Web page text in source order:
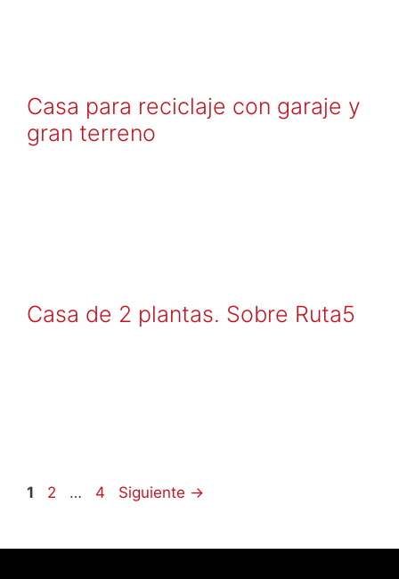
Casa para reciclaje con garaje y
gran terreno
Casa de 2 plantas. Sobre Ruta5
1 2 … 4 Siguiente →